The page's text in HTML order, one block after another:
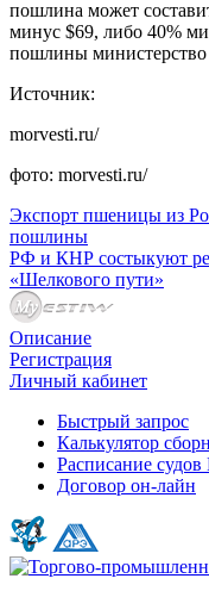
пошлина может
минус $69, либо 40%
пошлины
Источник:
morvesti.ru/
фото: morvesti.ru/
Экспорт пшеницы из
пошлины
РФ и КНР состыкуют
«Шелкового пути»
Описание
Регистрация
Личный кабинет
Быстрый запрос
Калькулятор
Расписание
Договор он-лайн